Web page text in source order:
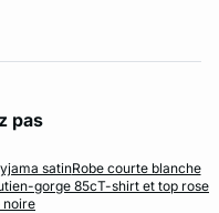
pas
satinRobe courte blanche
gorge 85cT-shirt et top rose
noire